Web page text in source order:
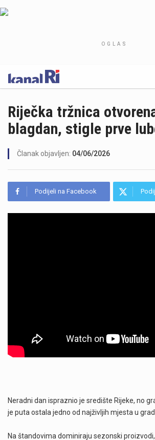
OGLAS
Riječka tržnica
blagdan, stigle prve
Članak objavljen: 04/06/2026
Podijeli na Facebook
Neradni dan ispraznio je središte Rijeke, no
je puta ostala jedno od najživljih mjesta u
Na štandovima dominiraju sezonski